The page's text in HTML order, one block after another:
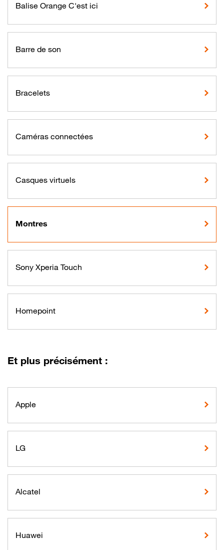
Balise Orange C'est ici
Barre de son
Bracelets
Caméras connectées
Casques virtuels
Montres
Sony Xperia Touch
Homepoint
Et plus précisément :
Apple
LG
Alcatel
Huawei